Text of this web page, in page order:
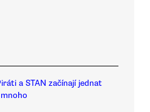
a STAN začínají jednat